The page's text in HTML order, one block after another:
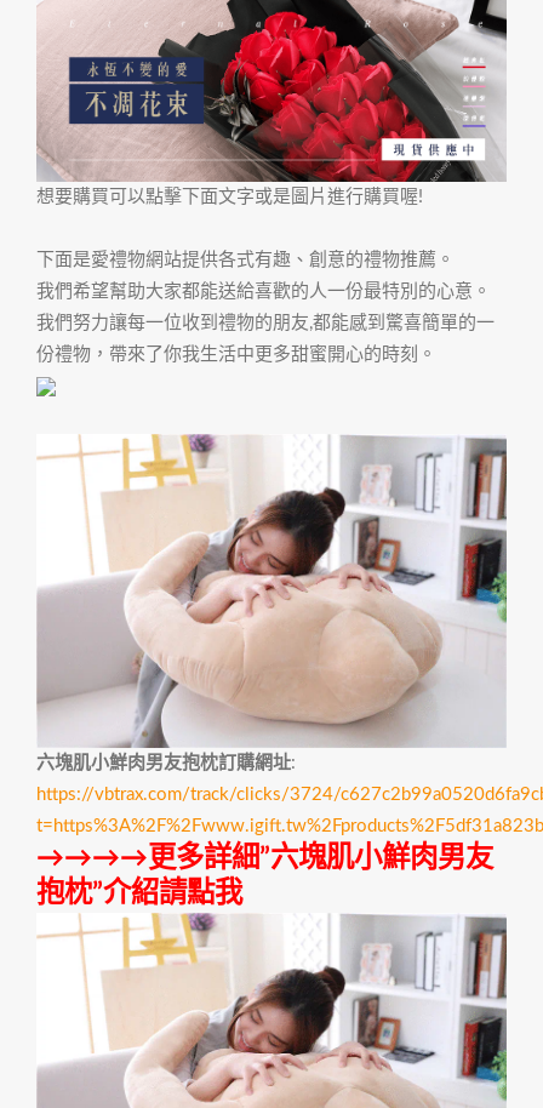
想要購買可以點擊下面文字或是圖片進行購買喔!
下面是愛禮物網站提供各式有趣、創意的禮物推薦。
我們希望幫助大家都能送給喜歡的人一份最特別的心意。
我們努力讓每一位收到禮物的朋友,都能感到驚喜簡單的一
份禮物，帶來了你我生活中更多甜蜜開心的時刻。
六塊肌小鮮肉男友抱枕訂購網址:
https://vbtrax.com/track/clicks/3724/
→→→→更多詳細”六塊肌小鮮肉男友
抱枕”介紹請點我